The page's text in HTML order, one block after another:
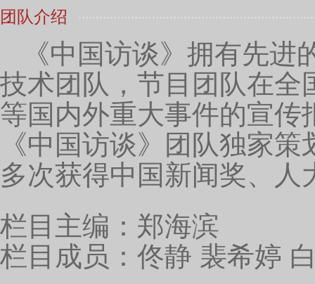
团队介绍
《中国访谈》拥有先
技术团队，节目团队在全
等国内外重大事件的宣传
《中国访谈》团队独家
多次获得中国新闻奖、
栏目主编：郑海滨
栏目成员：佟静 裴希婷